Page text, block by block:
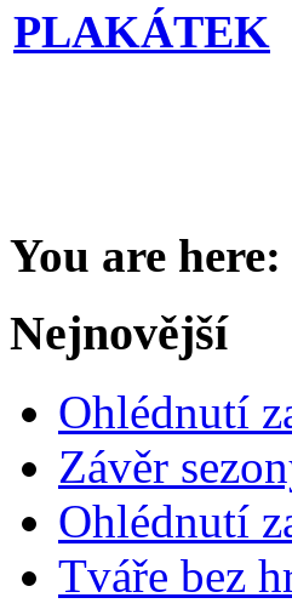
PLAKÁTEK
You are here:
Nejnovější
Ohlédnutí
Závěr
Ohlédnutí
Tváře bez